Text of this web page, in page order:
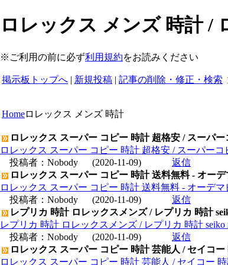
ロレックス メンズ 時計 /
※ご利用の前に必ず利用規約をお読みください
掲示板トップへ | 新規投稿 | 記事の削除・修正・検索
Homeロレックス メンズ 時計
ロレックス スーパー コピー 時計 超格安 / スーパ
ロレックス スーパー コピー 時計 超格安 / スーパー
投稿者： Nobody (2020-11-09)
返信
ロレックス スーパー コピー 時計 送料無料 - オー
ロレックス スーパー コピー 時計 送料無料 - オーデ
投稿者： Nobody (2020-11-09)
返信
レプリカ 時計 ロレックスメンズ / レプリカ 時計
レプリカ 時計 ロレックスメンズ / レプリカ 時計 seiko
投稿者： Nobody (2020-11-09)
返信
ロレックス スーパー コピー 時計 芸能人 / セイコ
ロレックス スーパー コピー 時計 芸能人 / セイコー